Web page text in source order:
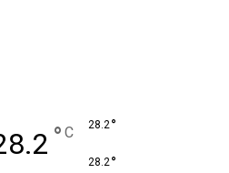
° C 28.2°
28.2°